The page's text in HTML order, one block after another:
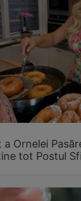
Ornelei
tot Postul